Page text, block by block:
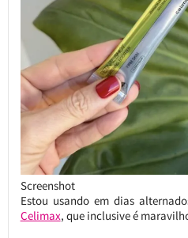
Screenshot
Estou usando em dias
Celimax, que inclusive é